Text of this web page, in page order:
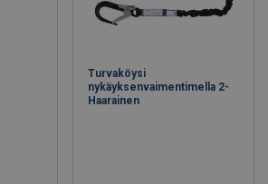
Turvaköysi
nykäyksenvaimentimella 2-
Haarainen